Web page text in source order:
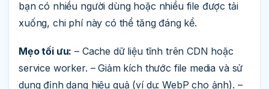
bạn có nhiều người dùng hoặc nhiều file được tải
xuống, chi phí này có thể tăng đáng kể.
Mẹo tối ưu: – Cache dữ liệu tĩnh trên CDN hoặc
service worker. – Giảm kích thước file media và sử
dụng định dạng hiệu quả (ví dụ: WebP cho ảnh). –